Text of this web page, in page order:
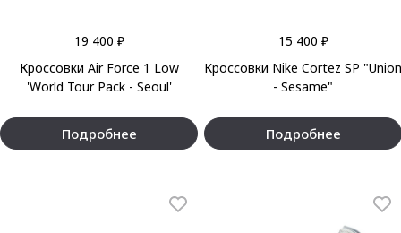
19 400 ₽
Кроссовки Air Force 1 Low
'World Tour Pack - Seoul'
Подробнее
15 400 ₽
Кроссовки Nike Cortez SP "Union
- Sesame"
Подробнее